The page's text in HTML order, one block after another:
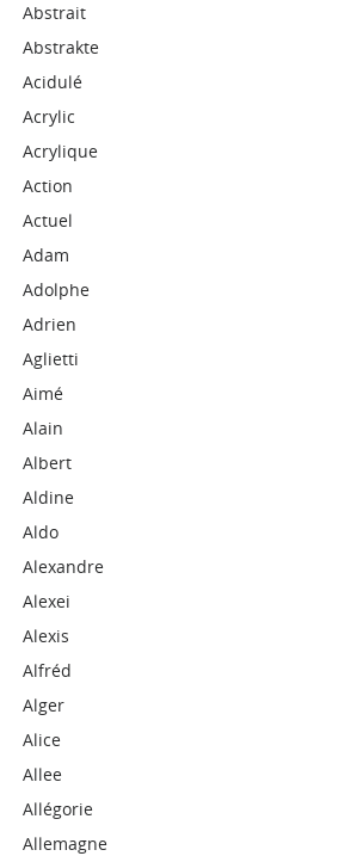
Abstrait
Abstrakte
Acidulé
Acrylic
Acrylique
Action
Actuel
Adam
Adolphe
Adrien
Aglietti
Aimé
Alain
Albert
Aldine
Aldo
Alexandre
Alexei
Alexis
Alfréd
Alger
Alice
Allee
Allégorie
Allemagne